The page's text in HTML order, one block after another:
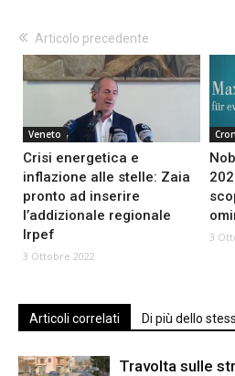
Articolo precedente
Veneto
Crisi energetica e
inflazione alle stelle: Zaia
pronto ad inserire
l’addizionale regionale
Irpef
3 Ottobre 2022
3
Articoli correlati Di più dello
Travolta sulle